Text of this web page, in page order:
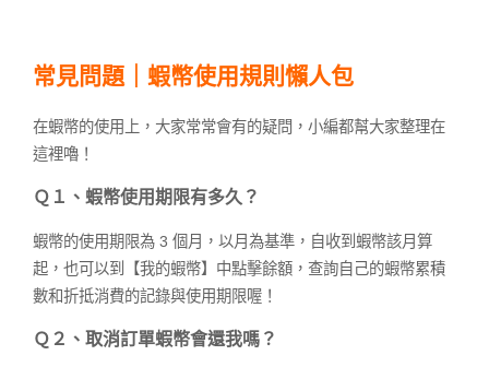
常見問題｜蝦幣使用規則懶人包
在蝦幣的使用上，大家常常會有的疑問，小編都幫大家整理在
這裡嚕！
Ｑ１、蝦幣使用期限有多久？
蝦幣的使用期限為 3 個月，以月為基準，自收到蝦幣該月算
起，也可以到【我的蝦幣】中點擊餘額，查詢自己的蝦幣累積
數和折抵消費的記錄與使用期限喔！
Ｑ２、取消訂單蝦幣會還我嗎？